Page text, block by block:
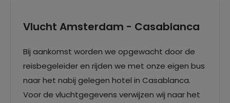
Vlucht Amsterdam - Casablanca
Bij aankomst worden we opgewacht door de
reisbegeleider en rijden we met onze eigen bus
naar het nabij gelegen hotel in Casablanca.
Voor de vluchtgegevens verwijzen wij naar het